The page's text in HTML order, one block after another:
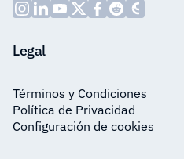
Legal
Términos y Condiciones
Política de Privacidad
Configuración de cookies